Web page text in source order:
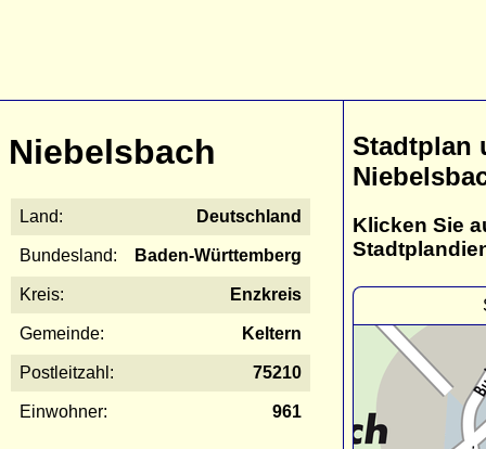
Niebelsbach
Land: Deutschland
Bundesland: Baden-Württemberg
Kreis: Enzkreis
Gemeinde: Keltern
Postleitzahl: 75210
Einwohner: 961
Stadtplan
Klicken Sie